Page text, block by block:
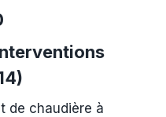
de chaudière à